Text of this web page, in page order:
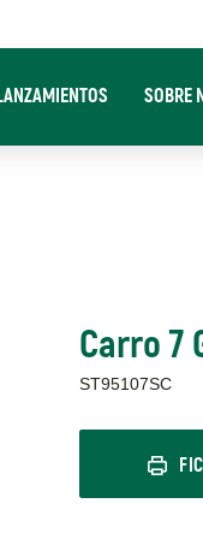
SOBRE
Carro 7
ST95107SC